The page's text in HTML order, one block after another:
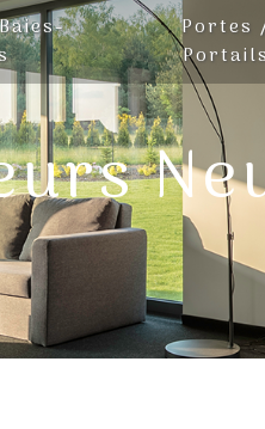
Portes
Portails